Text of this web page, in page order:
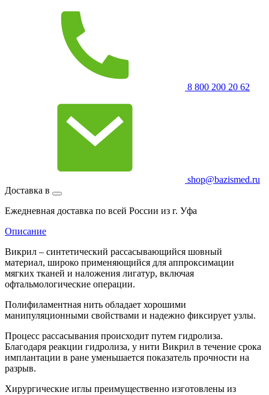
8 800 200 20 62
shop@bazismed.ru
Доставка в
Ежедневная доставка по всей России из г. Уфа
Описание
Викрил – синтетический рассасывающийся шовный
материал, широко применяющийся для аппроксимации
мягких тканей и наложения лигатур, включая
офтальмологические операции.
Полифиламентная нить обладает хорошими
манипуляционными свойствами и надежно фиксирует узлы.
Процесс рассасывания происходит путем гидролиза.
Благодаря реакции гидролиза, у нити Викрил в течение срока
имплантации в ране уменьшается показатель прочности на
разрыв.
Хирургические иглы преимущественно изготовлены из